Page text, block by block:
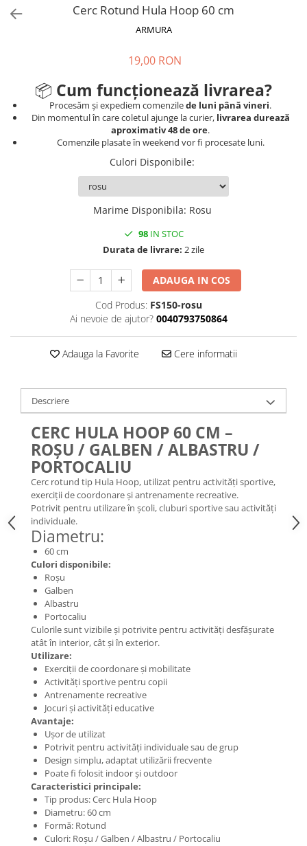
Mingi
Fitness
Mingi medicinale
Motricitate și Coordonare
Recuperare și Îcălzire
Vikings
Cerc Rotund Hula Hoop 60 cm
ARMURA
19,00 RON
📦 Cum funcționează livrarea?
Procesăm și expediem comenzilede luni până vineri.
Din momentul în care coletul ajunge la curier, livrarea durează
aproximativ 48 de ore.
Comenzile plasate în weekend vor fi procesate luni.
Culori Disponibile:
Marime Disponibila: Rosu
98IN STOC
Durata de livrare: 2 zile
ADAUGA IN COS
Cod Produs: FS150-rosu
Ai nevoie de ajutor? 0040793750864
Adauga la Favorite Cere informatii
Descriere
CERC HULA HOOP 60 CM –
ROȘU / GALBEN / ALBASTRU /
PORTOCALIU
Cerc rotund tip Hula Hoop, utilizat pentru activități sportive,
exerciții de coordonare și antrenamente recreative.
Potrivit pentru utilizare în școli, cluburi sportive sau activități
individuale.
Diametru:
60 cm
Culori disponibile:
Roșu
Galben
Albastru
Portocaliu
Culorile sunt vizibile și potrivite pentru activități desfășurate
atât în interior, cât și în exterior.
Utilizare:
Exerciții de coordonare și mobilitate
Activități sportive pentru copii
Antrenamente recreative
Jocuri și activități educative
Avantaje:
Ușor de utilizat
Potrivit pentru activități individuale sau de grup
Design simplu, adaptat utilizării frecvente
Poate fi folosit indoor și outdoor
Caracteristici principale:
Tip produs: Cerc Hula Hoop
Diametru: 60 cm
Formă: Rotund
Culori: Roșu / Galben / Albastru / Portocaliu